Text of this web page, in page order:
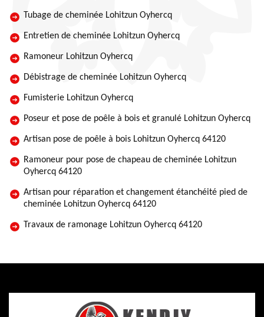
Tubage de cheminée Lohitzun Oyhercq
Entretien de cheminée Lohitzun Oyhercq
Ramoneur Lohitzun Oyhercq
Débistrage de cheminée Lohitzun Oyhercq
Fumisterie Lohitzun Oyhercq
Poseur et pose de poêle à bois et granulé Lohitzun Oyhercq
Artisan pose de poêle à bois Lohitzun Oyhercq 64120
Ramoneur pour pose de chapeau de cheminée Lohitzun
Oyhercq 64120
Artisan pour réparation et changement étanchéité pied de
cheminée Lohitzun Oyhercq 64120
Travaux de ramonage Lohitzun Oyhercq 64120